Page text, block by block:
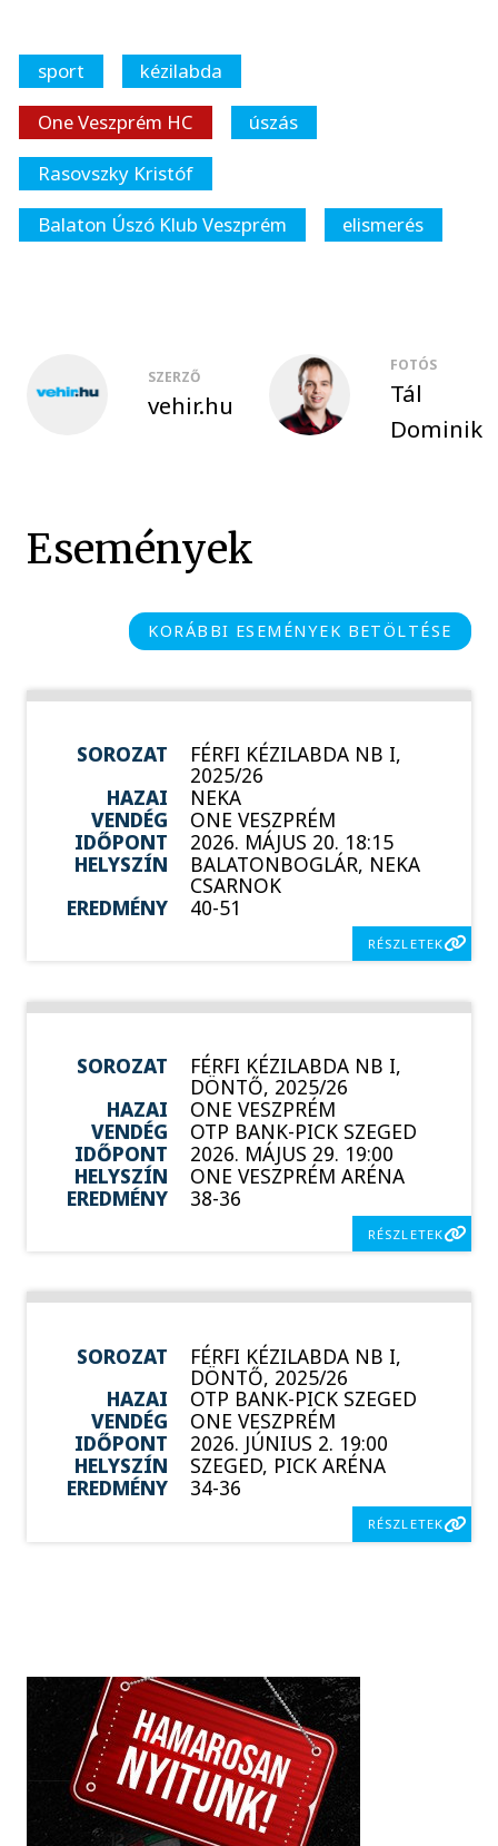
sport
kézilabda
One Veszprém HC
úszás
Rasovszky Kristóf
Balaton Úszó Klub Veszprém
elismerés
SZERZŐ
vehir.hu
FOTÓS
Tál
Dominik
Események
KORÁBBI ESEMÉNYEK BETÖLTÉSE
SOROZAT FÉRFI KÉZILABDA NB I,
2025/26
HAZAI
NEKA
VENDÉG
ONE VESZPRÉM
IDŐPONT
2026. MÁJUS 20. 18:15
HELYSZÍN
BALATONBOGLÁR, NEKA
CSARNOK
EREDMÉNY
40-51
RÉSZLETEK
SOROZAT FÉRFI KÉZILABDA NB I,
DÖNTŐ, 2025/26
HAZAI
ONE VESZPRÉM
VENDÉG
OTP BANK-PICK SZEGED
IDŐPONT
2026. MÁJUS 29. 19:00
HELYSZÍN
ONE VESZPRÉM ARÉNA
EREDMÉNY
38-36
RÉSZLETEK
SOROZAT FÉRFI KÉZILABDA NB I,
DÖNTŐ, 2025/26
HAZAI
OTP BANK-PICK SZEGED
VENDÉG
ONE VESZPRÉM
IDŐPONT
2026. JÚNIUS 2. 19:00
HELYSZÍN
SZEGED, PICK ARÉNA
EREDMÉNY
34-36
RÉSZLETEK